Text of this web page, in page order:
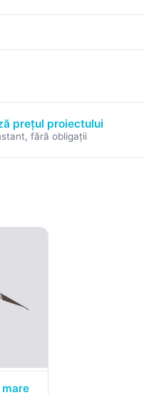
prețul proiectului
fără obligații